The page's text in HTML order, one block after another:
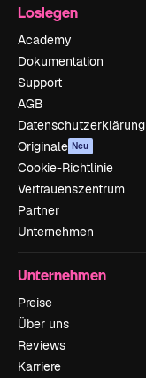
Loslegen
Academy
Dokumentation
Support
AGB
Datenschutzerklärung
Originale Neu
Cookie-Richtlinie
Vertrauenszentrum
Partner
Unternehmen
Unternehmen
Preise
Über uns
Reviews
Karriere